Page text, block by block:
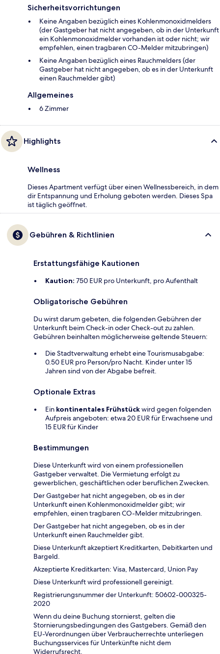
Sicherheitsvorrichtungen
Keine Angaben bezüglich eines Kohlenmonoxidmelders
(der Gastgeber hat nicht angegeben, ob in der Unterkunft
ein Kohlenmonoxidmelder vorhanden ist oder nicht; wir
empfehlen, einen tragbaren CO-Melder mitzubringen)
Keine Angaben bezüglich eines Rauchmelders (der
Gastgeber hat nicht angegeben, ob es in der Unterkunft
einen Rauchmelder gibt)
Allgemeines
6 Zimmer
Highlights
Wellness
Dieses Apartment verfügt über einen Wellnessbereich, in dem
dir Entspannung und Erholung geboten werden. Dieses Spa
ist täglich geöffnet.
Gebühren & Richtlinien
Erstattungsfähige Kautionen
Kaution: 750 EUR pro Unterkunft, pro Aufenthalt
Obligatorische Gebühren
Du wirst darum gebeten, die folgenden Gebühren der
Unterkunft beim Check-in oder Check-out zu zahlen.
Gebühren beinhalten möglicherweise geltende Steuern:
Die Stadtverwaltung erhebt eine Tourismusabgabe:
0.50 EUR pro Person/pro Nacht. Kinder unter 15
Jahren sind von der Abgabe befreit.
Optionale Extras
Ein kontinentales Frühstückwird gegen folgenden
Aufpreis angeboten: etwa 20 EUR für Erwachsene und
15 EUR für Kinder
Bestimmungen
Diese Unterkunft wird von einem professionellen
Gastgeber verwaltet. Die Vermietung erfolgt zu
gewerblichen, geschäftlichen oder beruflichen Zwecken.
Der Gastgeber hat nicht angegeben, ob es in der
Unterkunft einen Kohlenmonoxidmelder gibt; wir
empfehlen, einen tragbaren CO-Melder mitzubringen.
Der Gastgeber hat nicht angegeben, ob es in der
Unterkunft einen Rauchmelder gibt.
Diese Unterkunft akzeptiert Kreditkarten, Debitkarten und
Bargeld.
Akzeptierte Kreditkarten: Visa, Mastercard, Union Pay
Diese Unterkunft wird professionell gereinigt.
Registrierungsnummer der Unterkunft: 50602-000325-
2020
Wenn du deine Buchung stornierst, gelten die
Stornierungsbedingungen des Gastgebers. Gemäß den
EU-Verordnungen über Verbraucherrechte unterliegen
Buchungsservices für Unterkünfte nicht dem
Widerrufsrecht.